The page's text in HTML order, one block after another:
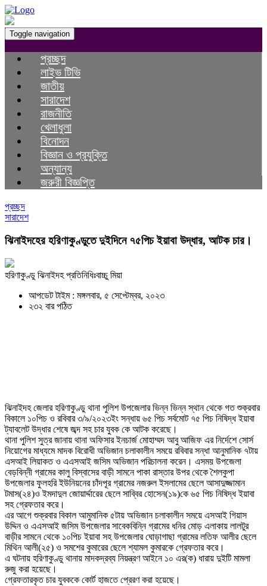
Toggle navigation
প্রচ্ছদ
লাইভ টিভি
জাতীয়
সারাদেশ
রাজনীতি
খেলাধুলা
বিনোদন
বিজ্ঞান ও প্রযুক্তি
অন্যান্য
জরুরী বিজ্ঞপ্তি
প্রচ্ছদ
সারাদেশ
ঝিনাইদহের হরিণাকুণ্ডুতে দুইদিনে ৭৫পিচ ইয়াবা উদ্ধার, আটক চার।
হরিণাকুণ্ডু ঝিনাইদহ প্রতিনিধিঃবাচ্চু মিয়া
আপডেট টাইম : মঙ্গলবার, ৫ সেপ্টেম্বর, ২০২৩
২৩২ বার পঠিত
ঝিনাইদহ জেলার হরিণাকুণ্ডু থানা পুলিশ উপজেলার ভিন্ন ভিন্ন স্থান থেকে গত শুক্রবার
বিকালে ১০পিচ ও রবিবার ৩/৯/২০২৩ইং সন্ধায় ৬৫ পিচ সর্বমোট ৭৫ পিচ নিষিদ্ধ ইয়াবা
ট্যাবলেট উদ্ধার শেষে জব্দ সহ চার যুবক কে আটক করেছে।
থানা পুলিশ সুত্র জানায় থানা অফিসার ইনচার্জ মোহাম্মদ আবু আজিফ এর নির্দেশে সোর্স
নিয়োগের মাধ্যমে মাদক বিরোধী অভিজান চলাকালীন সময়ে রবিবার সন্ধা আনুমানিক ৭টায়
এসআই লিয়াকত ও এএসআই জসিম অভিজান পরিচালনা করেন। এসময় উপজেলা
বেড়বিন্নী গ্রামের কালু বিস্বাসের বাড়ী সামনে পাকা রাস্তার উপর থেকে শৈলকুপা
উপজেলার ফুলহরি ইউনিয়নের চাঁদপূর গ্রামের নজরুল ইসলামের ছেলে আসাদুজ্জামান
টমাস(২৪)ও ইমদাদুল জোয়ার্দ্দারের ছেলে সাব্বির হোসেন(১৯)কে ৬৫ পিচ নিষিদ্ধ ইয়াবা
সহ গ্রেফতার করে।
এর আগে শুক্রবার বিকাল আমুমানিক ৫টায় অভিজান চলাকালীন সময়ে এসআই গিয়াস
উদ্দিন ও এএসআই জসিম উপজেলার সাবেকবিন্নি গ্রামের ধনির মোড় এলাকায় লালটুর
বাড়ীর সামনে থেকে ১০পিচ ইয়াবা সহ উপজেলার ঘোড়াগাছা গ্রামের লতিফ আলীর ছেলে
মিথিন আলী(২৫) ও সমশের কুমারের ছেলে শ্যামল কুমারকে গ্রেফতার করে।
এ ঘটনায় হরিণাকুণ্ডু থানায় মাদকদ্রব্য নিয়ন্ত্রণ আইনে ১০ এর(ক) ধারায় দুইটি মামলা
রুজু করা হয়েছে।
গ্রেফতারকৃত চার যুবককে কোর্ট হাজতে প্রেরণ করা হয়েছে।